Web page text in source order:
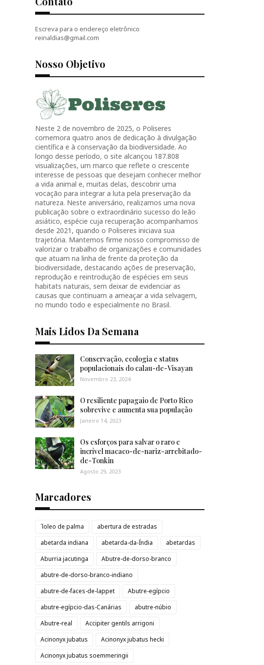
Escreva para o endereço eletrônico
reinaldias@gmail.com
Nosso Objetivo
Neste 2 de novembro de 2025, o Poliseres
comemora quatro anos de dedicação à divulgação
científica e à conservação da biodiversidade. Ao
longo desse período, o site alcançou 187.808
visualizações, um marco que reflete o crescente
interesse de pessoas que desejam conhecer melhor
a vida animal e, muitas delas, descobrir uma
vocação para integrar a luta pela preservação da
natureza. Neste aniversário, realizamos uma nova
publicação sobre o extraordinário sucesso do leão
asiático, espécie cuja recuperação acompanhamos
desde 2021, quando o Poliseres iniciava sua
trajetória. Mantemos firme nosso compromisso de
valorizar o trabalho de organizações e comunidades
que atuam na linha de frente da proteção da
biodiversidade, destacando ações de preservação,
reprodução e reintrodução de espécies em seus
habitats naturais, sem deixar de evidenciar as
causas que continuam a ameaçar a vida selvagem,
no mundo todo e especialmente no Brasil.
Mais Lidos Da Semana
Conservação, ecologia e status
populacionais do calau-de-Visayan
Novembro 23, 2024
O resiliente papagaio de Porto Rico
sobrevive e aumenta sua população
Janeiro 14, 2023
Os esforços para salvar o raro e
incrível macaco-de-nariz-arrebitado-
de-Tonkin
Agosto 29, 2023
Marcadores
´loleo de palma
abertura de estradas
abetarda indiana
abetarda-da-Índia
abetardas
Aburria jacutinga
Abutre-de-dorso-branco
abutre-de-dorso-branco-indiano
abutre-de-faces-de-lappet
Abutre-egípcio
abutre-egípcio-das-Canárias
abutre-núbio
Abutre-real
Accipiter gentils arrigoni
Acinonyx jubatus
Acinonyx jubatus hecki
Acinonyx jubatus soemmeringii